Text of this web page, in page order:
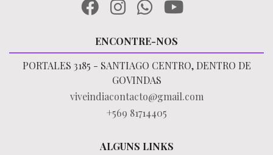
ENCONTRE-NOS
PORTALES 3185 - SANTIAGO CENTRO, DENTRO DE
GOVINDAS
viveindiacontacto@gmail.com
+569 81714405
ALGUNS LINKS